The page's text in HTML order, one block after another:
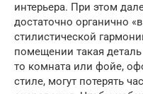
интерьера. При этом
достаточно органично
стилистической
помещении такая
то комната или фойе,
стиле, могут потерять